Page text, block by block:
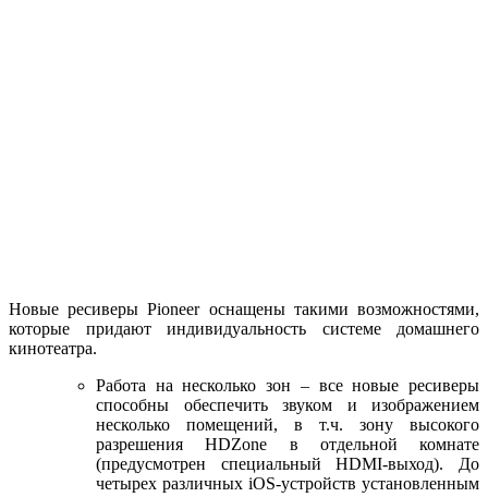
Новые ресиверы Pioneer оснащены такими возможностями,
которые придают индивидуальность системе домашнего
кинотеатра.
Работа на несколько зон – все новые ресиверы
способны обеспечить звуком и изображением
несколько помещений, в т.ч. зону высокого
разрешения HDZone в отдельной комнате
(предусмотрен специальный HDMI-выход). До
четырех различных iOS-устройств установленным